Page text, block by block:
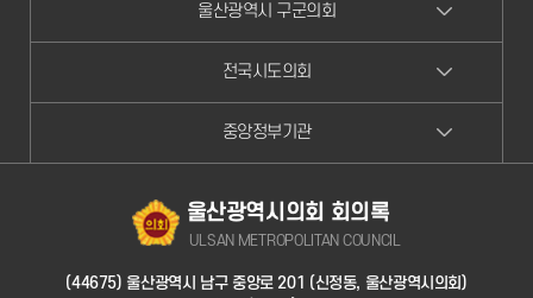
울산광역시 구군의회
전국시도의회
중앙정부기관
울산광역시의회 회의록
ULSAN METROPOLITAN COUNCIL
(44675) 울산광역시 남구 중앙로 201 (신정동, 울산광역시의회)